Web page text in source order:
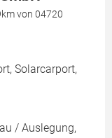
von 04720
Solarcarport,
/ Auslegung,